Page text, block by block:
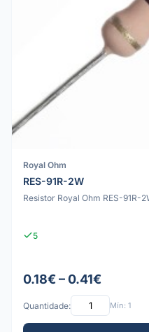
Royal Ohm
RES-91R-2W
Resistor Royal Ohm RES-91R-
5
0.18€ – 0.41€
Quantidade: Mín: 1